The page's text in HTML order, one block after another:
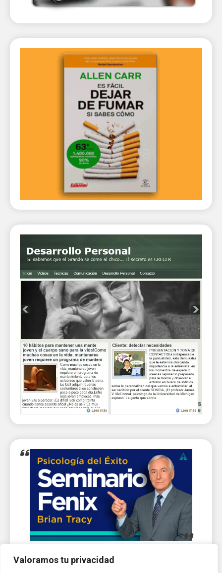
Valoramos tu privacidad